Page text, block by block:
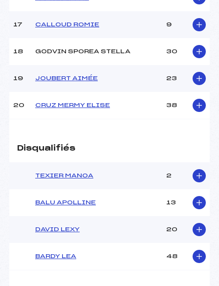
U10
17 CALLOUD ROMIE 9
18 GODVIN SPOREA STELLA 30
19 JOUBERT AIMÉE 23
20 CRUZ MERMY ELISE 38
Disqualifiés
TEXIER MANOA 2
BALU APOLLINE 13
DAVID LEXY 20
BARDY LEA 48